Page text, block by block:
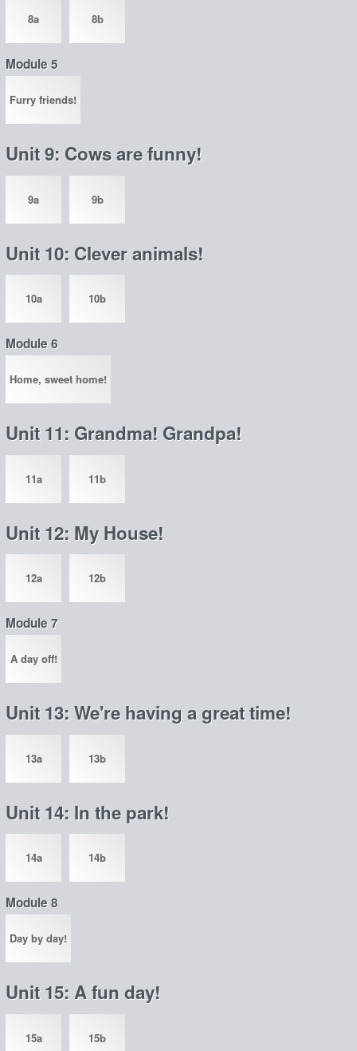
8a 8b
Module 5
Furry friends!
Unit 9: Cows are funny!
9a 9b
Unit 10: Clever animals!
10a 10b
Module 6
Home, sweet home!
Unit 11: Grandma! Grandpa!
11a 11b
Unit 12: My House!
12a 12b
Module 7
A day off!
Unit 13: We're having a great time!
13a 13b
Unit 14: In the park!
14a 14b
Module 8
Day by day!
Unit 15: A fun day!
15a 15b